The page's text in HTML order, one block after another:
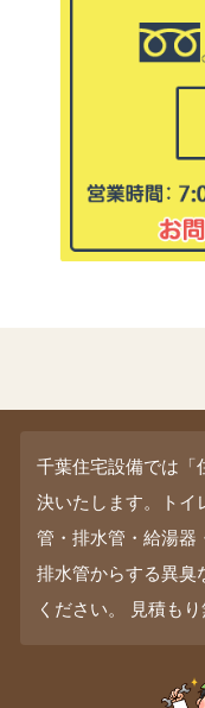
千葉住宅設備では「
決いたします。トイ
管・排水管・給湯器
排水管からする異臭
ください。 見積も